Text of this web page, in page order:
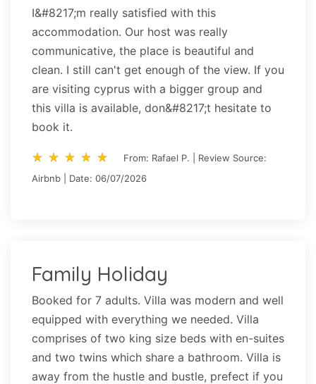
I&#8217;m really satisfied with this
accommodation. Our host was really
communicative, the place is beautiful and
clean. I still can't get enough of the view. If you
are visiting cyprus with a bigger group and
this villa is available, don&#8217;t hesitate to
book it.
star_rate star_rate star_rate star_rate star_rate
star_rate star_rate star_rate star_rate star_rate
From: Rafael P. | Review Source:
Airbnb | Date: 06/07/2026
Family Holiday
Booked for 7 adults. Villa was modern and well
equipped with everything we needed. Villa
comprises of two king size beds with en-suites
and two twins which share a bathroom. Villa is
away from the hustle and bustle, prefect if you